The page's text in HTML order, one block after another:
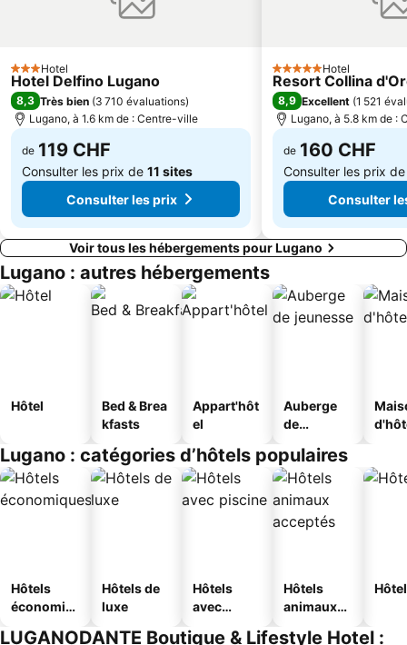
Museo di Val Verzasca
Cathédrale de Côme
Pombia Safaripark
Monte Verità
Stadio Giuseppe Sinigaglia
Como, city of toys
Imbarcadero Orta San Giulio
3 Étoiles
Hotel
Hotel Delfino Lugano
8,3 Très bien (3 710 évaluations)
Lugano, à 1.6 km de : Centre-ville
de 119 CHF
Consulter les prix de 11 sites
Consulter les prix
5 Étoiles Hotel
Resort Collina
8,9 Excellent (1 521
Lugano, à 5.8 km de :
de 160 CHF
Consulter les prix
Consulter
Voir tous les hébergements pour Lugano
Lugano : autres hébergements
Hôtel
Bed & Brea
kfasts
Appart'hôt
el
Auberge
de
Lugano : catégories d’hôtels populaires
Hôtels
économiq
Hôtels de
luxe
Hôtels
avec
Hôtels
animaux
LUGANODANTE Boutique & Lifestyle Hotel :